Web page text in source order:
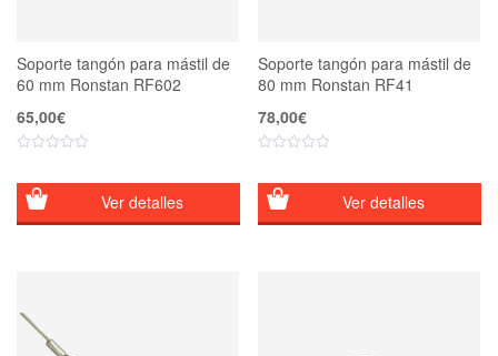
Soporte tangón para mástil de
60 mm Ronstan RF602
65,00€
Ver detalles
Soporte tangón para mástil de
80 mm Ronstan RF41
78,00€
Ver detalles